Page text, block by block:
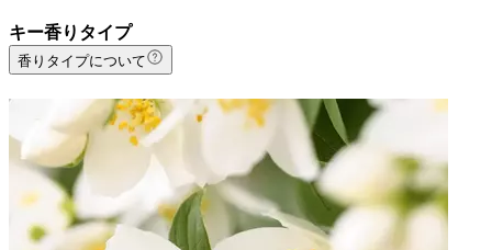
キー香りタイプ
香りタイプについて